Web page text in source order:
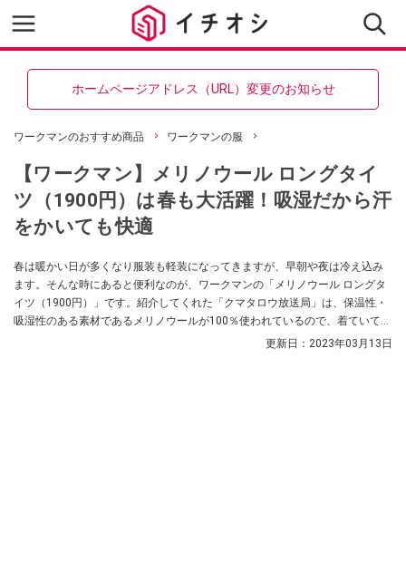
ホームページアドレス（URL）変更のお知らせ
ワークマンのおすすめ商品 ワークマンの服
【ワークマン】メリノウール ロングタイ
ツ（1900円）は春も大活躍！吸湿だから汗
をかいても快適
春は暖かい日が多くなり服装も軽装になってきますが、早朝や夜は冷え込み
ます。そんな時にあると便利なのが、ワークマンの「メリノウール ロングタ
イツ（1900円）」です。紹介してくれた「クマタロウ放送局」は、保温性・
吸湿性のある素材であるメリノウールが100％使われているので、着ていて暖
かいだけでなく、ムレも軽減してくれるとおすすめなんだそうですよ。
更新日： 2023年03月13日